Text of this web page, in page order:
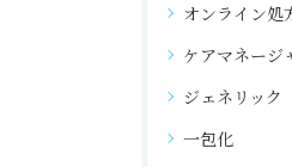
オンライン処
ケアマネージ
ジェネリック
一包化